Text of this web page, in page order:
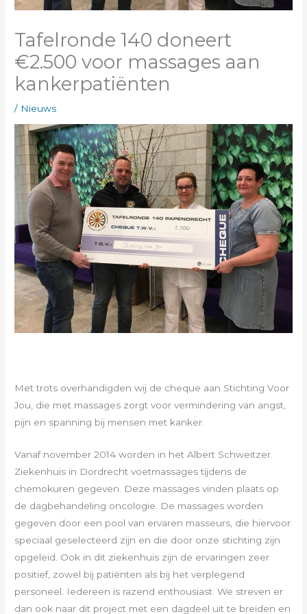
Tafelronde 140 doneert
€2.500 voor massages aan
kankerpatiënten
/ Nieuws
Met trots overhandigden wij de cheque aan Stichting Voor
Jou, die met massages zorgt voor vermindering van angst,
pijn en spanning bij mensen met kanker.
Vanaf november 2014 worden in het Albert Schweitzer
Ziekenhuis in Dordrecht voetmassages tijdens de
chemokuren gegeven. Deze massages vinden plaats op
de dagbehandeling oncologie. De massages worden
gegeven door een pool van ervaren masseurs, die hiervoor
speciaal geselecteerd zijn en die door onze stichting zijn
opgeleid. Ook in dit ziekenhuis zijn de ervaringen zeer
positief, zowel bij patiënten als bij het verplegend
personeel. Iedereen is razend enthousiast. We streven er
dan ook naar dit project met een dagdeel uit te breiden en